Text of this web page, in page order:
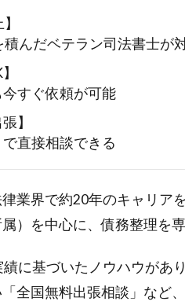
んだベテラン司法書士が
すぐ依頼が可能
】
直接相談できる
業界で約20年のキャリア
）を中心に、債務整理を
に基づいたノウハウがあ
全国無料出張相談」など